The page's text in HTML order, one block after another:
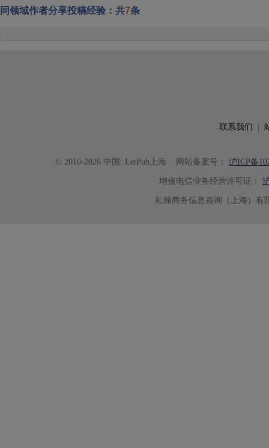
同领域作者分享投稿经验：共7条
联系我们
© 2010-2026 中国: LetPub上海 网站备案号： 沪ICP备
增值电信业务经营许可证：
礼翰商务信息咨询（上海）